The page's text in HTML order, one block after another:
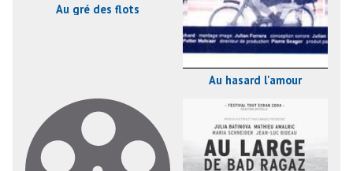
Au gré des flots
Au hasard l'amour